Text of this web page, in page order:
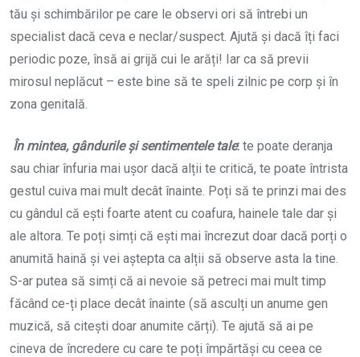
tău și schimbărilor pe care le observi ori să întrebi un
specialist dacă ceva e neclar/suspect. Ajută și dacă îți faci
periodic poze, însă ai grijă cui le arăți! Iar ca să previi
mirosul neplăcut – este bine să te speli zilnic pe corp și în
zona genitală.
În mintea, gândurile și sentimentele tale: te poate deranja
sau chiar înfuria mai ușor dacă alții te critică, te poate întrista
gestul cuiva mai mult decât înainte. Poți să te prinzi mai des
cu gândul că ești foarte atent cu coafura, hainele tale dar și
ale altora. Te poți simți că ești mai încrezut doar dacă porți o
anumită haină și vei aștepta ca alții să observe asta la tine.
S-ar putea să simți că ai nevoie să petreci mai mult timp
făcând ce-ți place decât înainte (să asculți un anume gen
muzică, să citești doar anumite cărți). Te ajută să ai pe
cineva de încredere cu care te poți împărtăși cu ceea ce